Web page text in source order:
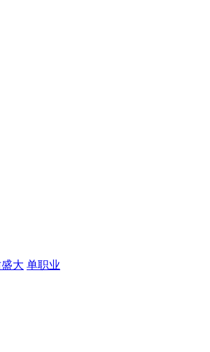
大 单职业